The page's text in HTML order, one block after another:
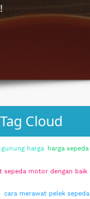
Cloud
gunung harga harga
sepeda motor dengan baik
cara merawat pelek